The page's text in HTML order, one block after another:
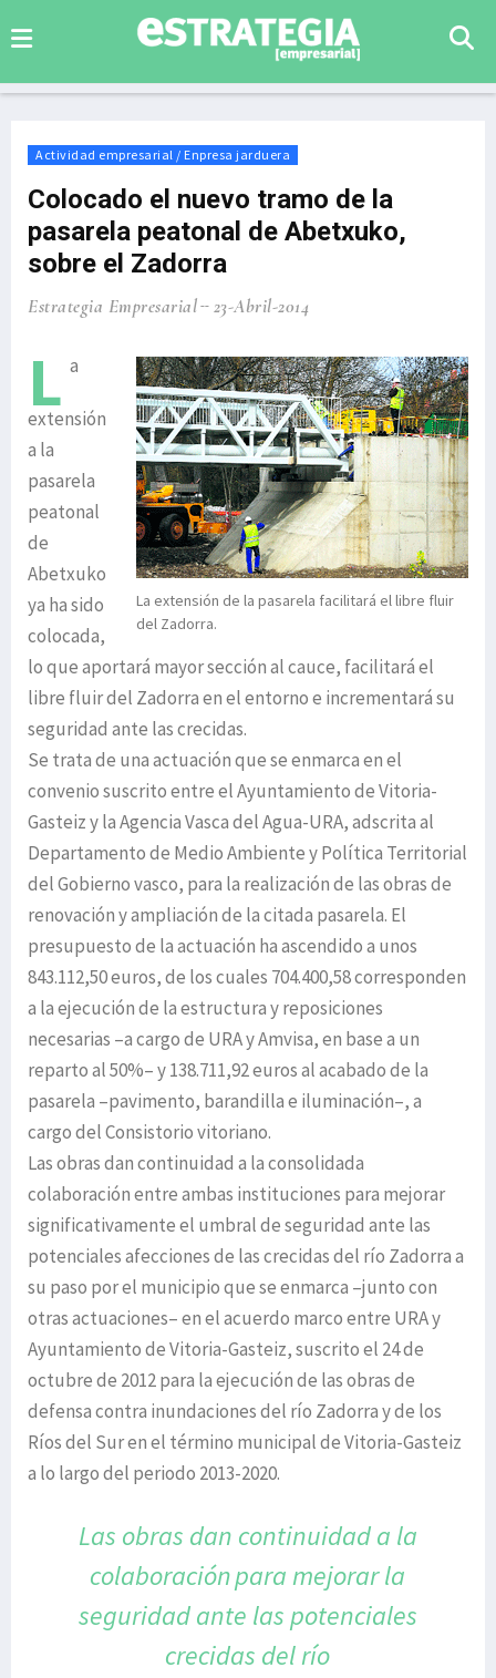
Actividad empresarial / Enpresa jarduera
Colocado el nuevo tramo de la
pasarela peatonal de Abetxuko,
sobre el Zadorra
Estrategia Empresarial 23-Abril-2014
La extensión de la pasarela facilitará el libre fluir
del Zadorra.
L a
extensión
a la
pasarela
peatonal
de
Abetxuko
ya ha sido
colocada,
lo que aportará mayor sección al cauce, facilitará el
libre fluir del Zadorra en el entorno e incrementará su
seguridad ante las crecidas.
Se trata de una actuación que se enmarca en el
convenio suscrito entre el Ayuntamiento de Vitoria-
Gasteiz y la Agencia Vasca del Agua-URA, adscrita al
Departamento de Medio Ambiente y Política Territorial
del Gobierno vasco, para la realización de las obras de
renovación y ampliación de la citada pasarela. El
presupuesto de la actuación ha ascendido a unos
843.112,50 euros, de los cuales 704.400,58 corresponden
a la ejecución de la estructura y reposiciones
necesarias –a cargo de URA y Amvisa, en base a un
reparto al 50%– y 138.711,92 euros al acabado de la
pasarela –pavimento, barandilla e iluminación–, a
cargo del Consistorio vitoriano.
Las obras dan continuidad a la consolidada
colaboración entre ambas instituciones para mejorar
significativamente el umbral de seguridad ante las
potenciales afecciones de las crecidas del río Zadorra a
su paso por el municipio que se enmarca –junto con
otras actuaciones– en el acuerdo marco entre URA y
Ayuntamiento de Vitoria-Gasteiz, suscrito el 24 de
octubre de 2012 para la ejecución de las obras de
defensa contra inundaciones del río Zadorra y de los
Ríos del Sur en el término municipal de Vitoria-Gasteiz
a lo largo del periodo 2013-2020.
Las obras dan continuidad a la
colaboraciónpara mejorar la
seguridad ante las potenciales
crecidas del río